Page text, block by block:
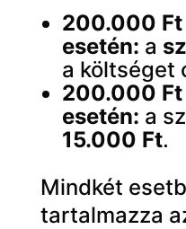
200.000
esetén: a
a költséget
200.000
esetén: a
15.000 Ft.
Mindkét
tartalmazza